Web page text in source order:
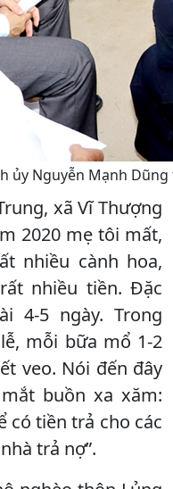
ủy Nguyễn Mạnh
xã Vĩ Thượng
2020 mẹ tôi mất,
nhiều cành hoa,
nhiều tiền. Đặc
4-5 ngày. Trong
mỗi bữa mổ 1-2
veo. Nói đến đây
buồn xa xăm:
có tiền trả cho các
trả nợ”.